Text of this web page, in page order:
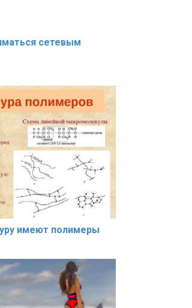
сетевым
имеют полимеры